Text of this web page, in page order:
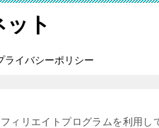
ト
ライバシーポリシー
ィリエイトプログラムを利用し